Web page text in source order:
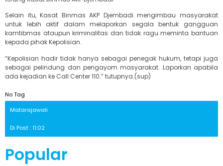
Selain itu, Kasat Binmas AKP Djembadi mengimbau masyarakat
untuk lebih aktif dalam melaporkan segala bentuk gangguan
kamtibmas ataupun kriminalitas dan tidak ragu meminta bantuan
kepada pihak Kepolisian.
“Kepolisian hadir tidak hanya sebagai penegak hukum, tetapi juga
sebagai pelindung dan pengayom masyarakat. Laporkan apabila
ada kejadian ke Call Center 110.” tutupnya.(sup)
No Tag
Matarajawali
Di Post : 11:02
Popular